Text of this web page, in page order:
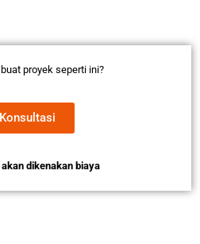
proyek seperti ini?
Konsultasi
dikenakan biaya